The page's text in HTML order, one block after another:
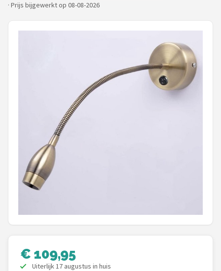
Nachtlampjes
Slaaphulpen
POPULAIRE MERKEN
Paladone
Aigostar
Flow Amsterdam
LUVION
KCVV
· Prijs bijgewerkt op 08-08-2026
€ 109,95
Uiterlijk 17 augustus in huis